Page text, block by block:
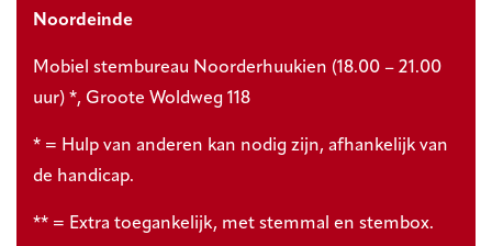
Noordeinde
Mobiel stembureau Noorderhuukien (18.00 – 21.00
uur) *, Groote Woldweg 118
* = Hulp van anderen kan nodig zijn, afhankelijk van
de handicap.
** = Extra toegankelijk, met stemmal en stembox.